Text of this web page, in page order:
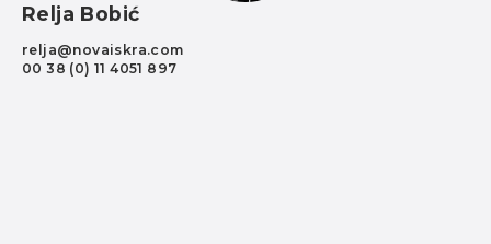
Relja Bobić
relja@novaiskra.com
00 38 (0) 11 4051 897